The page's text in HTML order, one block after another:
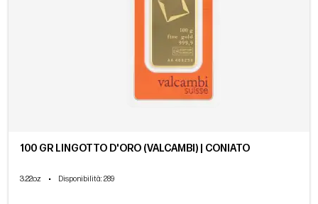
100 GR LINGOTTO D'ORO (VALCAMBI) | CONIATO
3.22oz • Disponibilità: 289